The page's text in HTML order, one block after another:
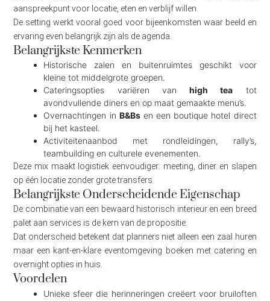
aanspreekpunt voor locatie, eten en verblijf willen.
De setting werkt vooral goed voor bijeenkomsten waar beeld en
ervaring even belangrijk zijn als de agenda.
Belangrijkste Kenmerken
Historische zalen en buitenruimtes geschikt voor
kleine tot middelgrote groepen.
Cateringsopties variëren vanhigh tea tot
avondvullende diners en op maat gemaakte menu’s.
Overnachtingen in B&Bsen een boutique hotel direct
bij het kasteel.
Activiteitenaanbod met rondleidingen, rally’s,
teambuilding en culturele evenementen.
Deze mix maakt logistiek eenvoudiger: meeting, diner en slapen
op één locatie zonder grote transfers.
Belangrijkste Onderscheidende Eigenschap
De combinatie van een bewaard historisch interieur en een breed
palet aan services is de kern van de propositie.
Dat onderscheid betekent dat planners niet alleen een zaal huren
maar een kant-en-klare eventomgeving boeken met catering en
overnight opties in huis.
Voordelen
Unieke sfeer die herinneringen creëert voor bruiloften